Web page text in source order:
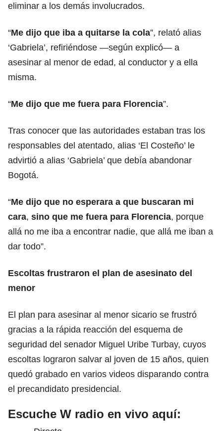
eliminar a los demás involucrados.
“Me dijo que iba a quitarse la cola”, relató alias
‘Gabriela’, refiriéndose —según explicó— a
asesinar al menor de edad, al conductor y a ella
misma.
“Me dijo que me fuera para Florencia”.
Tras conocer que las autoridades estaban tras los
responsables del atentado, alias ‘El Costeño’ le
advirtió a alias ‘Gabriela’ que debía abandonar
Bogotá.
“Me dijo que no esperara a que buscaran mi
cara, sino que me fuera para Florencia, porque
allá no me iba a encontrar nadie, que allá me iban a
dar todo”.
Escoltas frustraron el plan de asesinato del
menor
El plan para asesinar al menor sicario se frustró
gracias a la rápida reacción del esquema de
seguridad del senador Miguel Uribe Turbay, cuyos
escoltas lograron salvar al joven de 15 años, quien
quedó grabado en varios videos disparando contra
el precandidato presidencial.
Escuche W radio en vivo aquí: